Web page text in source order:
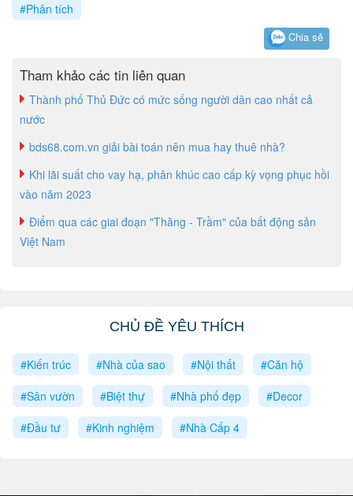
#Phân tích
Chia sẻ
Tham khảo các tin liên quan
Thành phố Thủ Đức có mức sống người dân cao nhất cả
nước
bds68.com.vn giải bài toán nên mua hay thuê nhà?
Khi lãi suất cho vay hạ, phân khúc cao cấp kỳ vọng phục hồi
vào năm 2023
Điểm qua các giai đoạn "Thăng - Trầm" của bất động sản
Việt Nam
CHỦ ĐỀ YÊU THÍCH
#Kiến trúc #Nhà của sao #Nội thất
#Căn hộ
#Sân vườn
#Biệt thự #Nhà phố đẹp
#Decor
#Đầu tư
#Kinh nghiệm #Nhà Cấp 4